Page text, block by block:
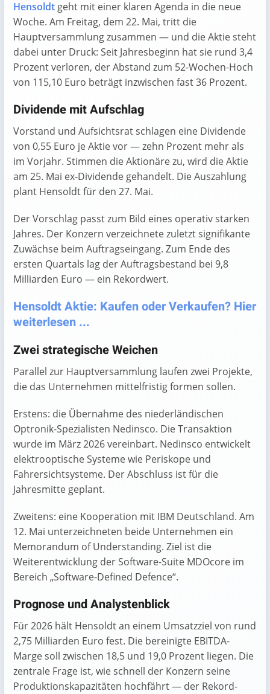
Hensoldt geht mit einer klaren Agenda in die neue
Woche. Am Freitag, dem 22. Mai, tritt die
Hauptversammlung zusammen — und die Aktie steht
dabei unter Druck: Seit Jahresbeginn hat sie rund 3,4
Prozent verloren, der Abstand zum 52-Wochen-Hoch
von 115,10 Euro beträgt inzwischen fast 36 Prozent.
Dividende mit Aufschlag
Vorstand und Aufsichtsrat schlagen eine Dividende
von 0,55 Euro je Aktie vor — zehn Prozent mehr als
im Vorjahr. Stimmen die Aktionäre zu, wird die Aktie
am 25. Mai ex-Dividende gehandelt. Die Auszahlung
plant Hensoldt für den 27. Mai.
Der Vorschlag passt zum Bild eines operativ starken
Jahres. Der Konzern verzeichnete zuletzt signifikante
Zuwächse beim Auftragseingang. Zum Ende des
ersten Quartals lag der Auftragsbestand bei 9,8
Milliarden Euro — ein Rekordwert.
Hensoldt Aktie: Kaufen oder Verkaufen? Hier
weiterlesen ...
Zwei strategische Weichen
Parallel zur Hauptversammlung laufen zwei Projekte,
die das Unternehmen mittelfristig formen sollen.
Erstens: die Übernahme des niederländischen
Optronik-Spezialisten Nedinsco. Die Transaktion
wurde im März 2026 vereinbart. Nedinsco entwickelt
elektrooptische Systeme wie Periskope und
Fahrersichtsysteme. Der Abschluss ist für die
Jahresmitte geplant.
Zweitens: eine Kooperation mit IBM Deutschland. Am
12. Mai unterzeichneten beide Unternehmen ein
Memorandum of Understanding. Ziel ist die
Weiterentwicklung der Software-Suite MDOcore im
Bereich „Software-Defined Defence“.
Prognose und Analystenblick
Für 2026 hält Hensoldt an einem Umsatzziel von rund
2,75 Milliarden Euro fest. Die bereinigte EBITDA-
Marge soll zwischen 18,5 und 19,0 Prozent liegen. Die
zentrale Frage ist, wie schnell der Konzern seine
Produktionskapazitäten hochfährt — der Rekord-